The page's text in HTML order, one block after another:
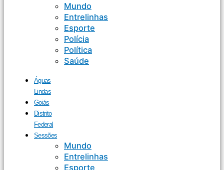
Mundo
Entrelinhas
Esporte
Polícia
Política
Saúde
Águas
Lindas
Goiás
Distrito
Federal
Sessões
Mundo
Entrelinhas
Esporte